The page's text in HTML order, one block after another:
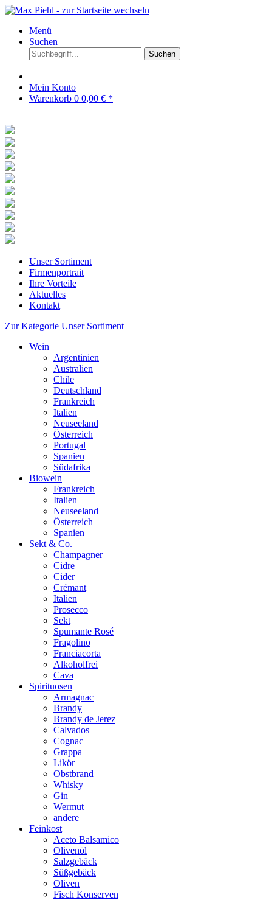
Menü
Suchen
Suchen
Mein Konto
Warenkorb 0 0,00 € *
Unser Sortiment
Firmenportrait
Ihre Vorteile
Aktuelles
Kontakt
Zur Kategorie Unser Sortiment
Wein
Argentinien
Australien
Chile
Deutschland
Frankreich
Italien
Neuseeland
Österreich
Portugal
Spanien
Südafrika
Biowein
Frankreich
Italien
Neuseeland
Österreich
Spanien
Sekt & Co.
Champagner
Cidre
Cider
Crémant
Italien
Prosecco
Sekt
Spumante Rosé
Fragolino
Franciacorta
Alkoholfrei
Cava
Spirituosen
Armagnac
Brandy
Brandy de Jerez
Calvados
Cognac
Grappa
Likör
Obstbrand
Whisky
Gin
Wermut
andere
Feinkost
Aceto Balsamico
Olivenöl
Salzgebäck
Süßgebäck
Oliven
Fisch Konserven